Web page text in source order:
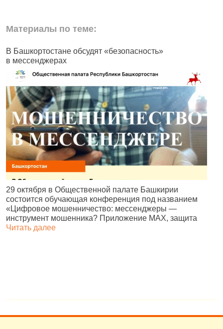
Материалы по теме:
В Башкортостане обсудят «безопасность»
в мессенджерах
29 октября в Общественной палате Башкирии
состоится обучающая конференция под названием
«Цифровое мошенничество: мессенджеры —
инструмент мошенника? Приложение MAX, защита
Читать далее